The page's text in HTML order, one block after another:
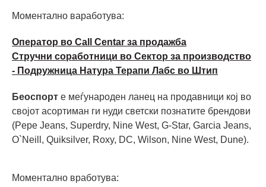
Моментално ваработува:
Оператор во Call Centar за продажба
Стручни соработници во Сектор за производство
- Подружница Натура Терапи Лабс во Штип
Беоспорт е меѓународен ланец на продавници кој во
својот асортиман ги нуди светски познатите брендови
(Pepe Jeans, Superdry, Nine West, G-Star, Garcia Jeans,
O`Neill, Quiksilver, Roxy, DC, Wilson, Nine West, Dune).
Моментално вработува: